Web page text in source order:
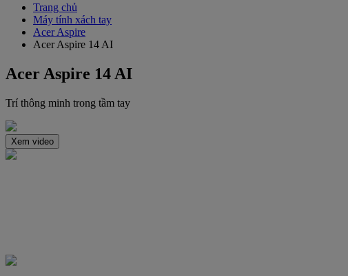
Trang chủ
Máy tính xách tay
Acer Aspire
Acer Aspire 14 AI
Acer Aspire 14 AI
Trí thông minh trong tầm tay
Xem video